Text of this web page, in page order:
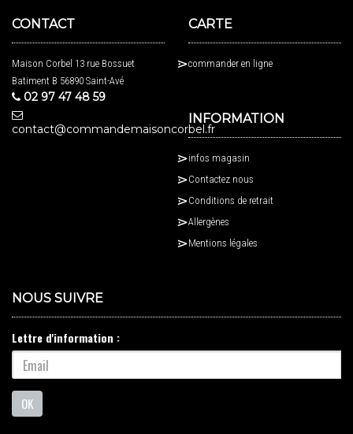
CONTACT
Maison Corbel 13 rue Bossuet
Batiment B 56890 Saint-Avé
02 97 47 48 59
contact@commandemaisoncorbel.fr
CARTE
commander en ligne
INFORMATION
infos magasin
Contactez nous
Conditions de retrait
Allergènes
Mentions légales
NOUS SUIVRE
Lettre d'information :
OK